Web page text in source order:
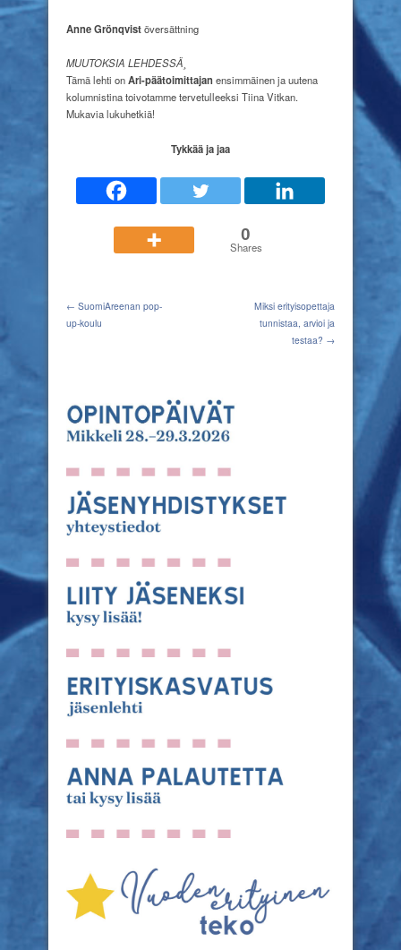
Anne Grönqvistöversättning
MUUTOKSIA LEHDESSÄ¸
Tämä lehti onAri-päätoimittajan ensimmäinen ja uutena
kolumnistina toivotamme tervetulleeksi Tiina Vitkan.
Mukavia lukuhetkiä!
Tykkää ja jaa
0
Shares
← SuomiAreenan pop-
up-koulu
Miksi erityisopettaja
tunnistaa, arvioi ja
testaa? →